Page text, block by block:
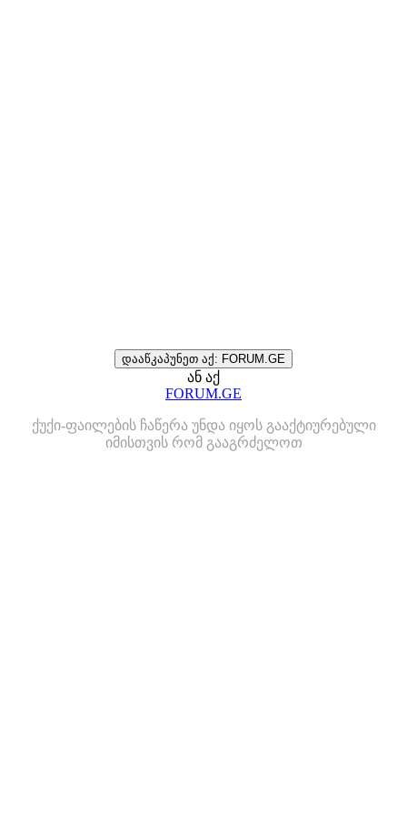
დააწკაპუნეთ აქ: FORUM.GE
ან აქ
FORUM.GE
ქუქი-ფაილების ჩაწერა უნდა იყოს გააქტიურებული
იმისთვის რომ გააგრძელოთ